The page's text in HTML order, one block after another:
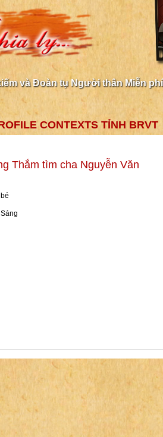
và Đoàn tụ Người thân Miễn
CONTEXTS TỈNH BRVT
Thắm tìm cha Nguyễn Văn